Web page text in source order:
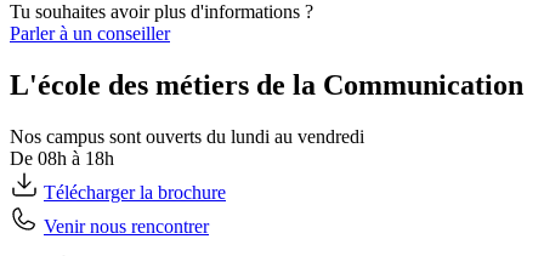
Tu souhaites avoir plus d'informations ?
Parler à un conseiller
L'école des métiers de la Communication
Nos campus sont ouverts du lundi au vendredi
De 08h à 18h
Télécharger la brochure
Venir nous rencontrer